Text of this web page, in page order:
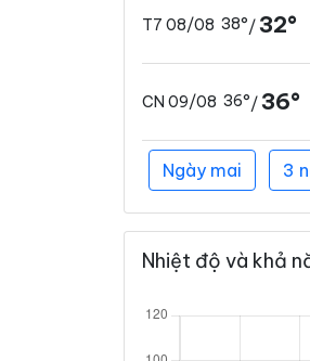
T7 08/08 38°/32°
CN 09/08 36°/36°
Ngày mai 3
Nhiệt độ và khả